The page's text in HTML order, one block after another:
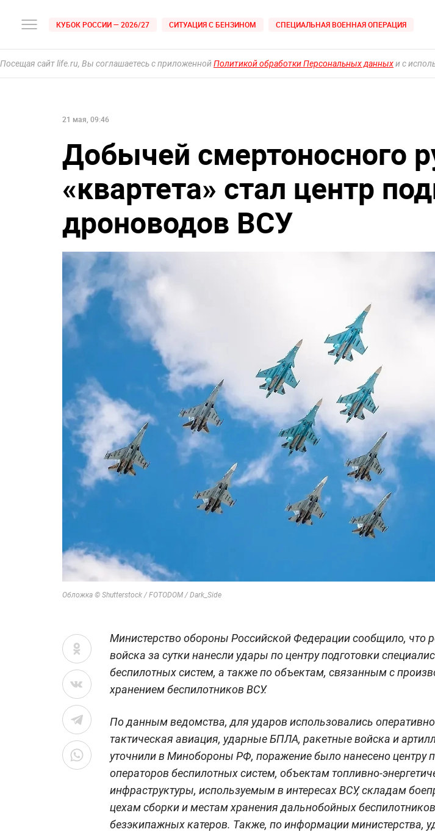
КУБОК РОССИИ — 2026/27 СИТУАЦИЯ С БЕНЗИНОМ СПЕЦИАЛЬНАЯ ВОЕННАЯ ОПЕРАЦИЯ
Посещая сайт life.ru, Вы соглашаетесь с приложеннойПолитикой обработки Персональных данныхи с
21 мая, 09:46
Добычей смертоносного
«квартета» стал центр
дроноводов ВСУ
Обложка © Shutterstock / FOTODOM / Dark_Side
Министерство обороны Российской Федерации сообщило, что
войска за сутки нанесли удары по центру подготовки
беспилотных систем, а также по объектам, связанным с
хранением беспилотников ВСУ.
По данным ведомства, для ударов использовались
тактическая авиация, ударные БПЛА, ракетные войска и
уточнили в Минобороны РФ, поражение было нанесено центру
операторов беспилотных систем, объектам топливно-
инфраструктуры, используемым в интересах ВСУ, складам
цехам сборки и местам хранения дальнобойных
безэкипажных катеров. Также, по информации министерства,